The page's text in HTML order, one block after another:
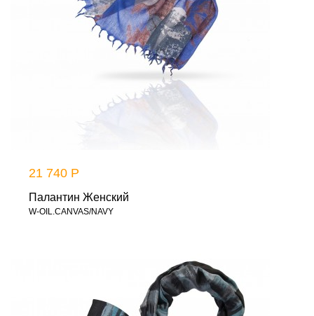
21 740 Р
Палантин Женский
W-OIL.CANVAS/NAVY